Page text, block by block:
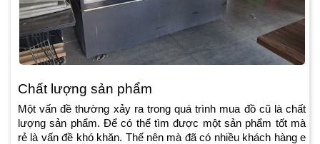
Chất lượng sản phẩm
Một vấn đề thường xảy ra trong quá trình mua đồ cũ là chất
lượng sản phẩm. Để có thể tìm được một sản phẩm tốt mà
rẻ là vấn đề khó khăn. Thế nên mà đã có nhiều khách hàng e